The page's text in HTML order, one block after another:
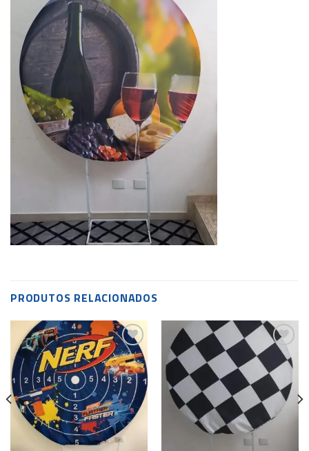
PRODUTOS RELACIONADOS
Add to
wishlist
Add to
wishlist